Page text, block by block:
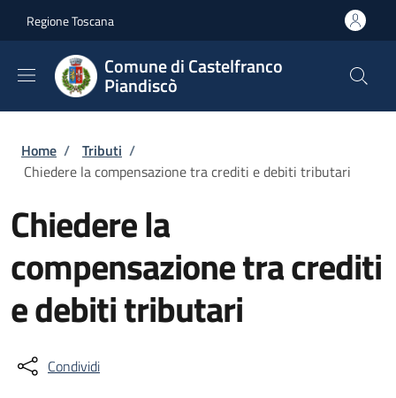
Regione Toscana
Comune di Castelfranco
Piandiscò
Briciole di pane
Home / Tributi /
Chiedere la compensazione tra crediti e debiti tributari
Chiedere la
compensazione tra crediti
e debiti tributari
Condividi